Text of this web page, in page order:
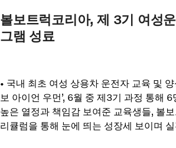
볼보트럭코리아, 제 3기 여성
그램 성료
• 국내 최초 여성 상용차 운전자 교육 및
보 아이언 우먼’, 6월 중 제3기 과정 통해
높은 열정과 책임감 보여준 교육생들, 볼
리큘럼을 통해 눈에 띄는 성장세 보이며